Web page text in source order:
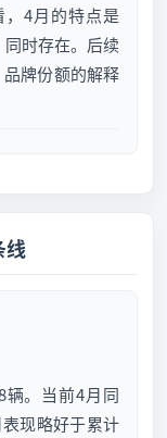
4月的特点是
时存在。后续
牌份额的解释
线
辆。当前4月同
现略好于累计